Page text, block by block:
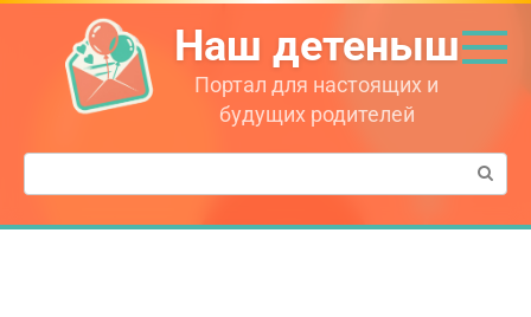
Перейти
контенту
Наш детеныш
Портал для настоящих и
будущих родителей
Поиск: